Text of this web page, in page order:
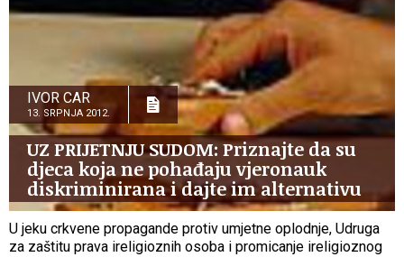
IVOR CAR
13. SRPNJA 2012.
UZ PRIJETNJU SUDOM: Priznajte da su
djeca koja ne pohađaju vjeronauk
diskriminirana i dajte im alternativu
U jeku crkvene propagande protiv umjetne oplodnje, Udruga
za zaštitu prava ireligioznih osoba i promicanje ireligioznog